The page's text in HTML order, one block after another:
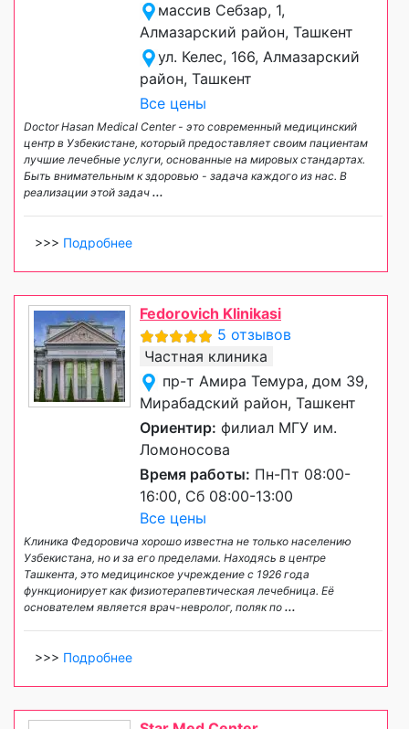
массив Себзар, 1,
Алмазарский район, Ташкент
ул. Келес, 166, Алмазарский
район, Ташкент
Все цены
Doctor Hasan Medical Center - это современный медицинский
центр в Узбекистане, который предоставляет своим пациентам
лучшие лечебные услуги, основанные на мировых стандартах.
Быть внимательным к здоровью - задача каждого из нас. В
реализации этой задач ...
>>> Подробнее
Fedorovich Klinikasi
5 отзывов
Частная клиника
пр-т Амира Темура, дом 39,
Мирабадский район, Ташкент
Ориентир: филиал МГУ им.
Ломоносова
Время работы: Пн-Пт 08:00-
16:00, Сб 08:00-13:00
Все цены
Клиника Федоровича хорошо известна не только населению
Узбекистана, но и за его пределами. Находясь в центре
Ташкента, это медицинское учреждение с 1926 года
функционирует как физиотерапевтическая лечебница. Её
основателем является врач-невролог, поляк по ...
>>> Подробнее